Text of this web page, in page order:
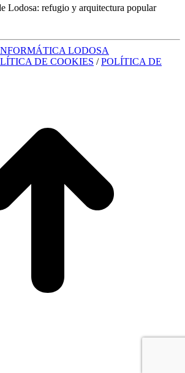
Lodosa: refugio y arquitectura popular
LODOSA
DE COOKIES /POLÍTICA DE